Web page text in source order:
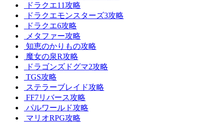
ドラクエ11攻略
ドラクエモンスターズ3攻略
ドラクエ6攻略
メタファー攻略
知恵のかりもの攻略
魔女の泉R攻略
ドラゴンズドグマ2攻略
TGS攻略
ステラーブレイド攻略
FF7リバース攻略
パルワールド攻略
マリオRPG攻略